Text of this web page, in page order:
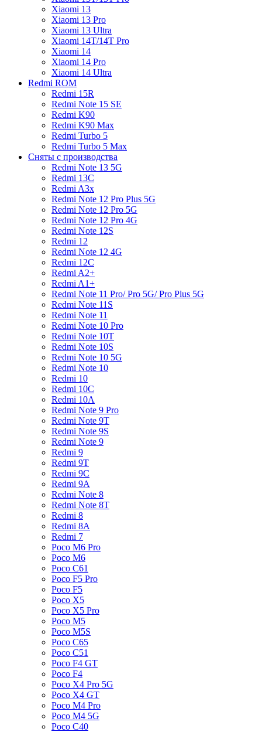
Xiaomi 13
Xiaomi 13 Pro
Xiaomi 13 Ultra
Xiaomi 14T/14T Pro
Xiaomi 14
Xiaomi 14 Pro
Xiaomi 14 Ultra
Redmi ROM
Redmi 15R
Redmi Note 15 SE
Redmi K90
Redmi K90 Max
Redmi Turbo 5
Redmi Turbo 5 Max
Сняты с производства
Redmi Note 13 5G
Redmi 13C
Redmi A3x
Redmi Note 12 Pro Plus 5G
Redmi Note 12 Pro 5G
Redmi Note 12 Pro 4G
Redmi Note 12S
Redmi 12
Redmi Note 12 4G
Redmi 12C
Redmi A2+
Redmi A1+
Redmi Note 11 Pro/ Pro 5G/ Pro Plus 5G
Redmi Note 11S
Redmi Note 11
Redmi Note 10 Pro
Redmi Note 10T
Redmi Note 10S
Redmi Note 10 5G
Redmi Note 10
Redmi 10
Redmi 10C
Redmi 10A
Redmi Note 9 Pro
Redmi Note 9T
Redmi Note 9S
Redmi Note 9
Redmi 9
Redmi 9T
Redmi 9C
Redmi 9A
Redmi Note 8
Redmi Note 8T
Redmi 8
Redmi 8A
Redmi 7
Poco M6 Pro
Poco M6
Poco C61
Poco F5 Pro
Poco F5
Poco X5
Poco X5 Pro
Poco M5
Poco M5S
Poco C65
Poco C51
Poco F4 GT
Poco F4
Poco X4 Pro 5G
Poco X4 GT
Poco M4 Pro
Poco M4 5G
Poco C40